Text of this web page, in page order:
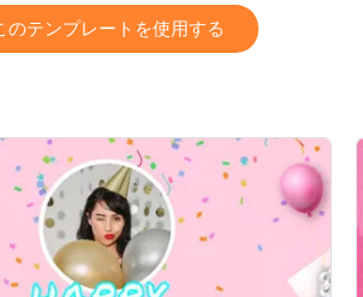
のテンプレートを使用する